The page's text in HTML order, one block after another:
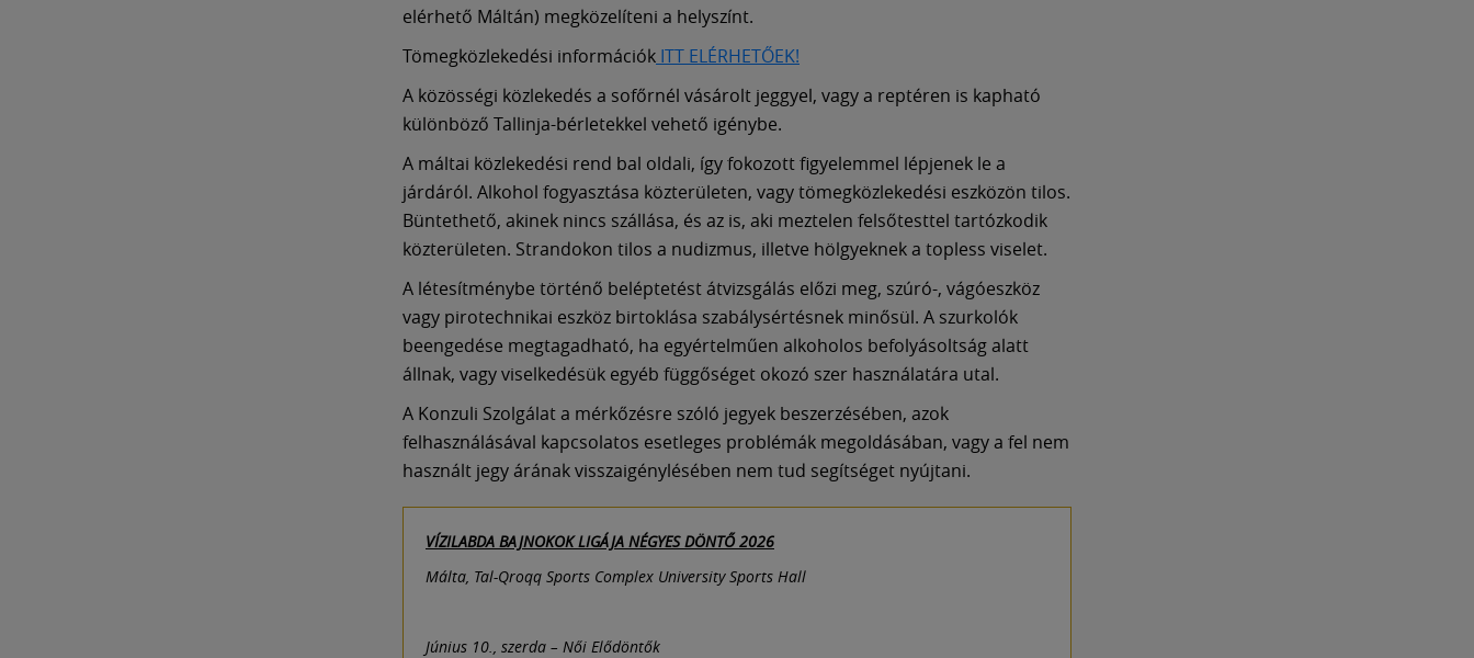
elérhető Máltán) megközelíteni a helyszínt.
Tömegközlekedési információkITT ELÉRHETŐEK!
A közösségi közlekedés a sofőrnél vásárolt jeggyel, vagy a reptéren is kapható
különböző Tallinja-bérletekkel vehető igénybe.
A máltai közlekedési rend bal oldali, így fokozott figyelemmel lépjenek le a
járdáról. Alkohol fogyasztása közterületen, vagy tömegközlekedési eszközön tilos.
Büntethető, akinek nincs szállása, és az is, aki meztelen felsőtesttel tartózkodik
közterületen. Strandokon tilos a nudizmus, illetve hölgyeknek a topless viselet.
A létesítménybe történő beléptetést átvizsgálás előzi meg, szúró-, vágóeszköz
vagy pirotechnikai eszköz birtoklása szabálysértésnek minősül. A szurkolók
beengedése megtagadható, ha egyértelműen alkoholos befolyásoltság alatt
állnak, vagy viselkedésük egyéb függőséget okozó szer használatára utal.
A Konzuli Szolgálat a mérkőzésre szóló jegyek beszerzésében, azok
felhasználásával kapcsolatos esetleges problémák megoldásában, vagy a fel nem
használt jegy árának visszaigénylésében nem tud segítséget nyújtani.
VÍZILABDA BAJNOKOK LIGÁJA NÉGYES DÖNTŐ 2026
Málta, Tal-Qroqq Sports Complex University Sports Hall
Június 10., szerda – Női Elődöntők